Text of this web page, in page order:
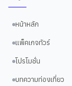
หน้าหลัก
แพ็คเกจทัวร์
โปรโมชั่น
บทความท่องเที่ยว